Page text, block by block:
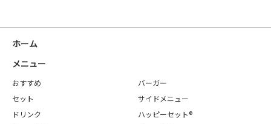
ホーム
メニュー
おすすめ
バーガー
セット
サイドメニュー
ドリンク
ハッピーセット®